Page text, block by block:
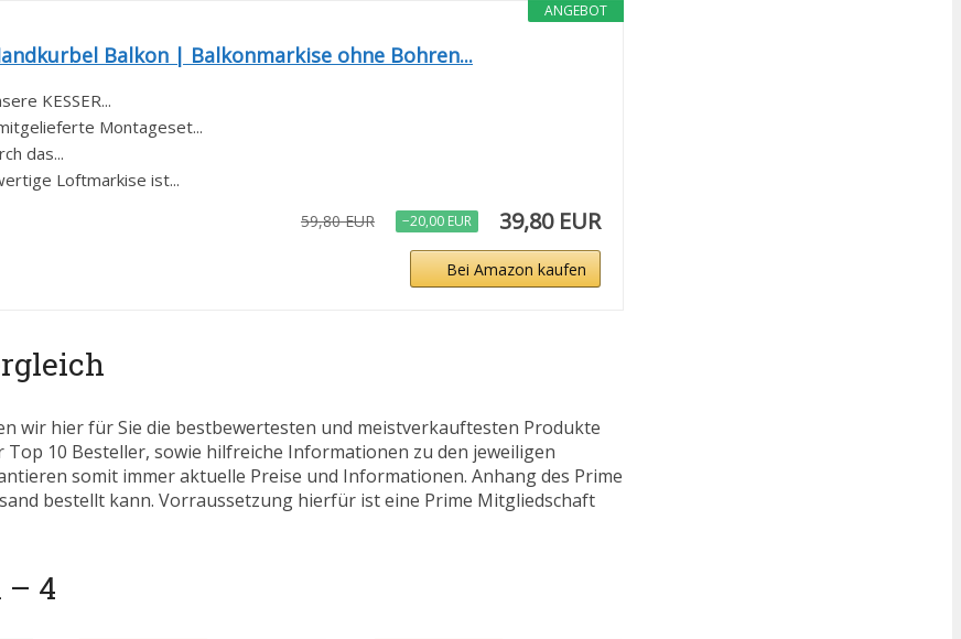
ANGEBOT
Balkon | Balkonmarkise ohne Bohren...
KESSER...
Montageset...
das...
Loftmarkise ist...
59,80 EUR −20,00 EUR 39,80 EUR
Bei Amazon kaufen
wir hier für Sie die bestbewertesten und meistverkauftesten Produkte
10 Besteller, sowie hilfreiche Informationen zu den jeweiligen
somit immer aktuelle Preise und Informationen. Anhang des Prime
bestellt kann. Vorraussetzung hierfür ist eine Prime Mitgliedschaft
– 4